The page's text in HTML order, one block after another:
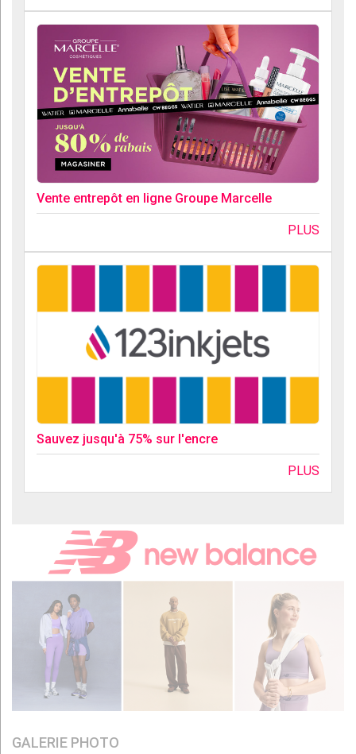
Vente entrepôt en ligne Groupe Marcelle
PLUS
Sauvez jusqu'à 75% sur l'encre
PLUS
GALERIE PHOTO